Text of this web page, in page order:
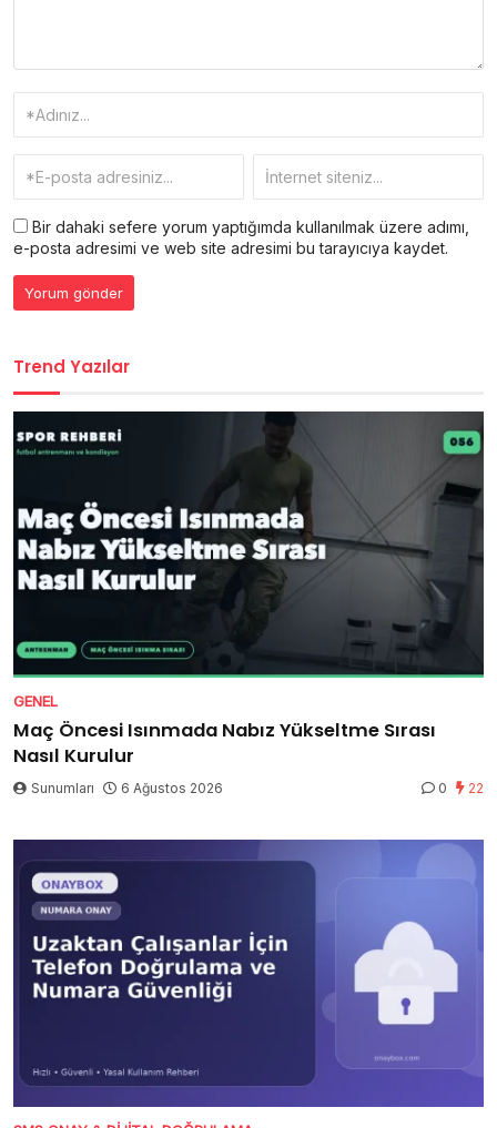
Bir dahaki sefere yorum yaptığımda kullanılmak üzere adımı,
e-posta adresimi ve web site adresimi bu tarayıcıya kaydet.
Trend Yazılar
GENEL
Maç Öncesi Isınmada Nabız Yükseltme Sırası
Nasıl Kurulur
Sunumları 6 Ağustos 2026 0 22